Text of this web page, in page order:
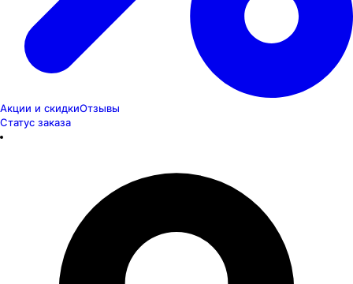
Акции и скидкиОтзывы
Статус заказа